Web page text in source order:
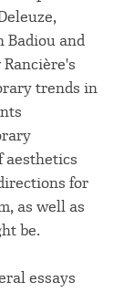
Badiou and
Rancière's
trends in
aesthetics
for
as well as
be.
essays